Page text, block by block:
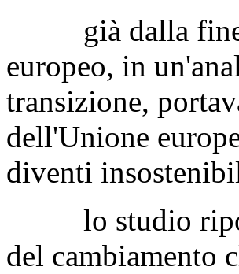
già dalla fine
europeo, in
transizione,
dell'Unione
diventi
lo studio
del cambiamento